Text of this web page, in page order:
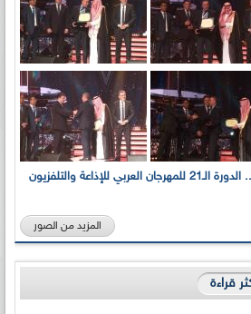
بالصور... الدورة الـ21 للمهرجان العربي للإذاعة والتلفزيون
المزيد من الصور
قراءة